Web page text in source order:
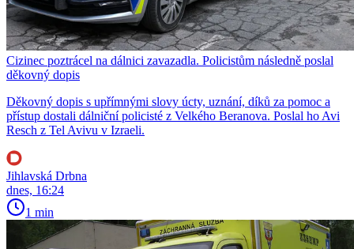
Cizinec poztrácel na dálnici zavazadla. Policistům následně poslal
děkovný dopis
Děkovný dopis s upřímnými slovy úcty, uznání, díků za pomoc a
přístup dostali dálniční policisté z Velkého Beranova. Poslal ho Avi
Resch z Tel Avivu v Izraeli.
Jihlavská Drbna
dnes, 16:24
1 min